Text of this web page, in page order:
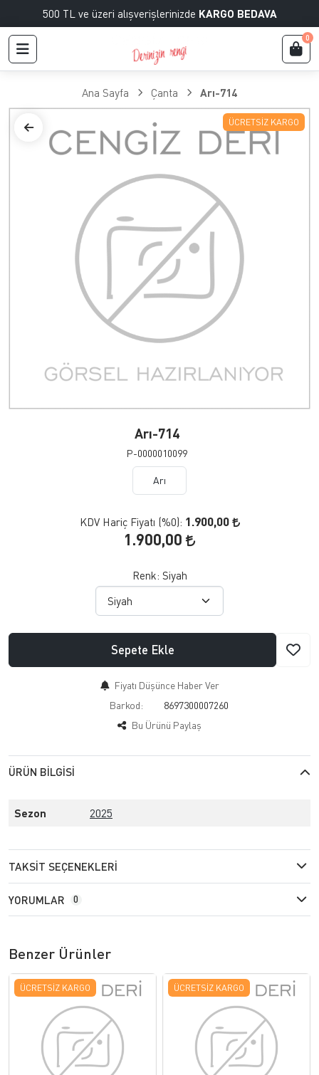
500 TL ve üzeri alışverişlerinizde KARGO BEDAVA
0
Ana Sayfa Çanta Arı-714
ÜCRETSIZ KARGO
Arı-714
P-0000010099
Arı
KDV Hariç Fiyatı (%0): 1.900,00
1.900,00
Renk: Siyah
Sepete Ekle
Fiyatı Düşünce Haber Ver
Barkod:
8697300007260
Bu Ürünü Paylaş
ÜRÜN BILGISI
Sezon 2025
TAKSIT SEÇENEKLERI
YORUMLAR 0
Benzer Ürünler
ÜCRETSIZ KARGO ÜCRETSIZ KARGO